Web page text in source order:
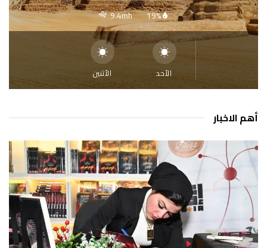
19%
9.4mh
الأحد الأثنين
أهم الاخبار